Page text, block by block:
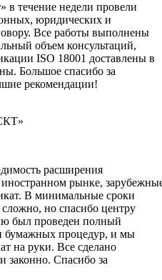
в течение недели провели
юридических и
Все работы выполнены
объем консультаций,
ISO 18001 доставлены в
Большое спасибо за
рекомендации!
расширения
иностранном рынке,
В минимальные сроки
но спасибо центру
был проведен полный
бумажных процедур, и мы
на руки. Все сделано
законно. Спасибо за